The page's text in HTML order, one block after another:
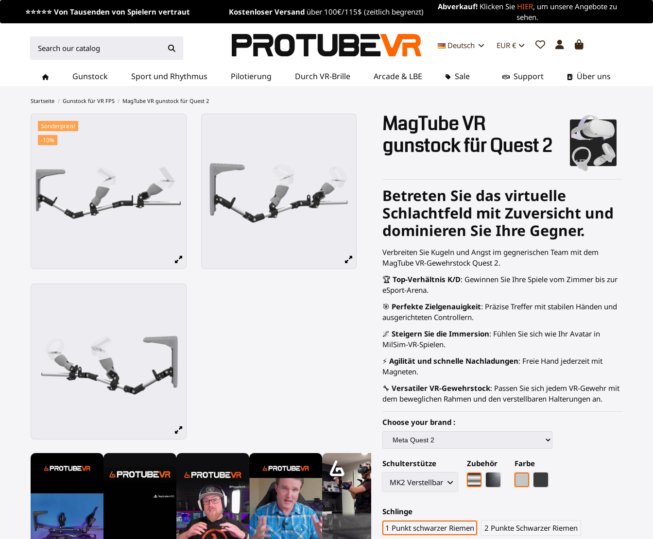
⭐⭐⭐⭐⭐ Von Tausenden von Spielern vertraut KostenloserVersand über 100€/115$ (zeitlich begrenzt)
Abverkauf!Klicken Sie HIER, um unsere Angebote zu
sehen.
EUR €
Deutsch
Gunstock Sport und Rhythmus Pilotierung Durch VR-Brille Arcade & LBE Sale Über uns
Support
Startseite Gunstock für VR FPS MagTube VR gunstock für Quest 2
Sonderpreis!
-10%
MagTube VR
gunstock für Quest 2
Betreten Sie das virtuelle
Schlachtfeld mit Zuversicht und
dominieren Sie Ihre Gegner.
Verbreiten Sie Kugeln und Angst im gegnerischen Team mit dem
MagTube VR-GewehrstockQuest 2.
🏆 Top-Verhältnis K/D: Gewinnen Sie Ihre Spiele vom Zimmer bis zur
eSport-Arena.
🎯 Perfekte Zielgenauigkeit: Präzise Treffer mit stabilen Händen und
ausgerichteten Controllern.
🌌 Steigern Sie die Immersion: Fühlen Sie sich wie Ihr Avatar in
MilSim-VR-Spielen.
⚡ Agilität und schnelle Nachladungen: Freie Hand jederzeit mit
Magneten.
🔧 Versatiler VR-Gewehrstock: Passen Sie sich jedem VR-Gewehr mit
dem beweglichen Rahmen und den verstellbaren Halterungen an.
Choose your brand :
Schulterstütze
Zubehör
Chrom-Armatur
Schwarze Kohlefaser-Armatur
Farbe
Schlinge
1 Punkt schwarzer Riemen
2 Punkte Schwarzer Riemen